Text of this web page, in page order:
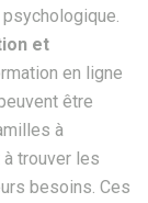
et
en ligne
être
à
trouver les
besoins. Ces